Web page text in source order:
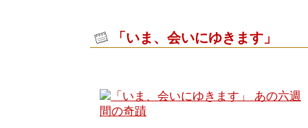
「いま、会いにゆきます」